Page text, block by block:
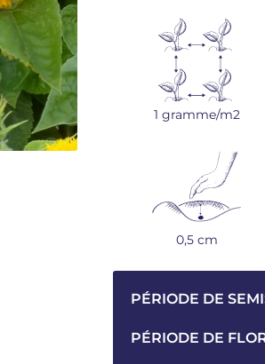
1 gramme/m2
0,5 cm
PÉRIODE DE
PÉRIODE DE